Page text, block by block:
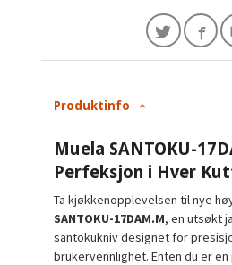
Produktinfo
Muela SANTOKU-
Perfeksjon i Hver
Ta kjøkkenopplevelsen til nye
SANTOKU-17DAM.M, en utsøkt
santokukniv designet for
brukervennlighet. Enten du er